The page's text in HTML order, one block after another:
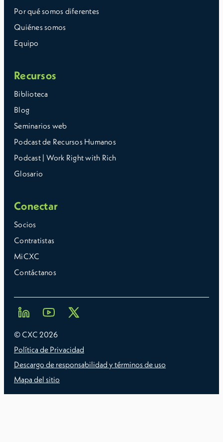
Por qué somos diferentes
Quiénes somos
Equipo
Recursos
Biblioteca
Blog
Seminarios web
Podcast de Recursos Humanos
Podcast | Work Right with Rich
Glosario
Conectar
Socios
Contratistas
MiCXC
Contáctanos
© CXC 2026
Política de Privacidad
Descargo de responsabilidad y términos de uso
Mapa del sitio